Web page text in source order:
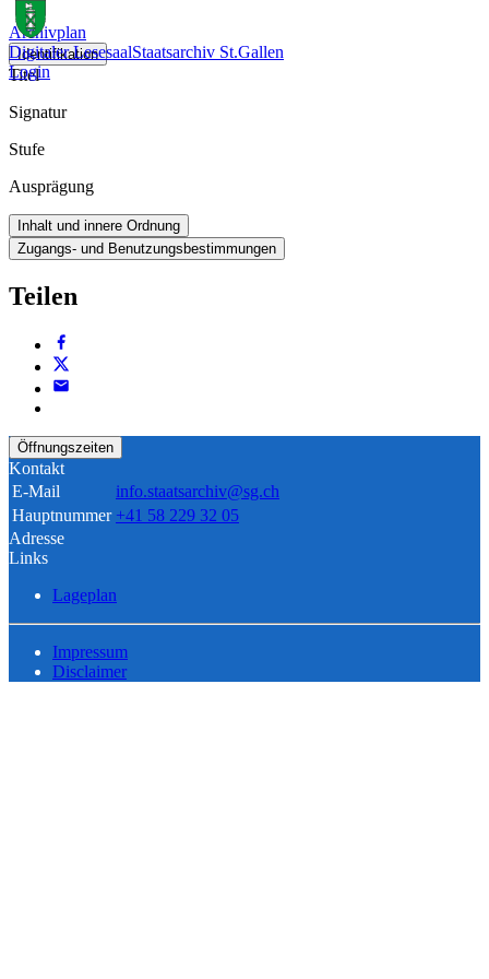
Digitaler LesesaalStaatsarchiv St.Gallen
Login
Archivplan
Identifikation
Titel
Signatur
Stufe
Ausprägung
Inhalt und innere Ordnung
Zugangs- und Benutzungsbestimmungen
Teilen
Öffnungszeiten
Kontakt
E-Mail
info.staatsarchiv@sg.ch
Hauptnummer +41 58 229 32 05
Adresse
Links
Lageplan
Impressum
Disclaimer